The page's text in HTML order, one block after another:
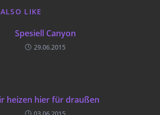
LIKE
Spesiell Canyon
29.06.2015
heizen hier für draußen